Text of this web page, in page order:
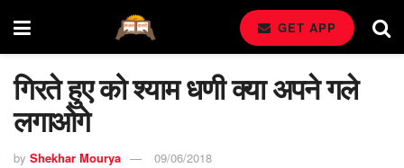
GET APP
गिरते हुए को श्याम धणी क्या अपने गले
लगाओगे
by Shekhar Mourya 09/06/2018